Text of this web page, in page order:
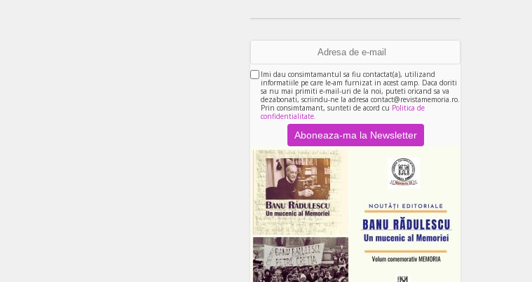
Imi dau consimtamantul sa fiu contactat(a), utilizand
informatiile pe care le-am furnizat in acest camp. Daca doriti
sa nu mai primiti e-mail-uri de la noi, puteti oricand sa va
dezabonati, scriindu-ne la adresa contact@revistamemoria.ro.
Prin consimtamant, sunteti de acord cu Politica de
confidentialitate.